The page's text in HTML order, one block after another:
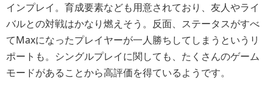
インプレイ。育成要素なども用意されており、友人やライ
バルとの対戦はかなり燃えそう。反面、ステータスがすべ
てMaxになったプレイヤーが一人勝ちしてしまうというリ
ポートも。シングルプレイに関しても、たくさんのゲーム
モードがあることから高評価を得ているようです。